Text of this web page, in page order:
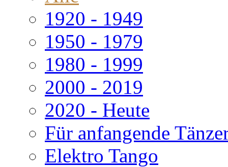
1920 - 1949
1950 - 1979
1980 - 1999
2000 - 2019
2020 - Heute
Für anfangende
Elektro Tango